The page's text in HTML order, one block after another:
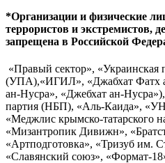
*Организации и физические
террористов и экстремистов,
запрещена в Российской
«Правый сектор», «Украинская
(УПА),«ИГИЛ», «Джабхат Фатх
ан-Нусра», «Джебхат ан-
партия (НБП), «Аль-Каида»,
«Меджлис крымско-татарского
«Мизантропик Дивижн»,
«Артподготовка», «Тризуб им.
«Славянский союз», «Формат-